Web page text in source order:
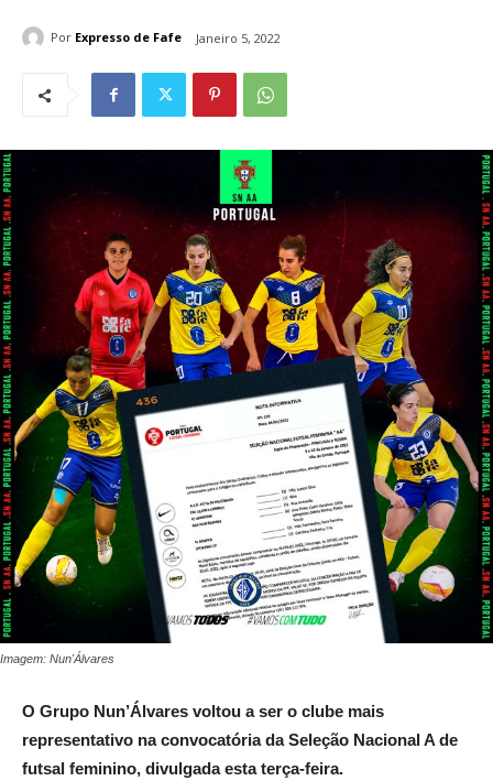
Por Expresso de Fafe Janeiro 5, 2022
Imagem: Nun'Álvares
O Grupo Nun’Álvares voltou a ser o clube mais
representativo na convocatória da Seleção Nacional A de
futsal feminino, divulgada esta terça-feira.